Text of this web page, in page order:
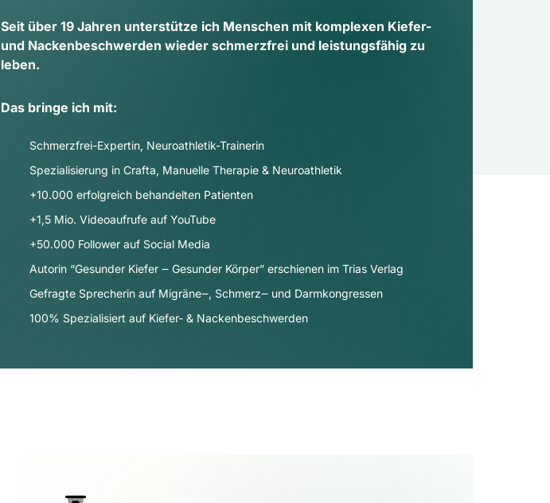
Seit über 19 Jahren unterstütze ich Menschen mit komplexen Kiefer-
und Nackenbeschwerden wieder schmerzfrei und leistungsfähig zu
leben.
Das bringe ich mit:
Schmerzfrei-Expertin, Neuroathletik-Trainerin
Spezialisierung in Crafta, Manuelle Therapie & Neuroathletik
+10.000 erfolgreich behandelten Patienten
+1,5 Mio. Videoaufrufe auf YouTube
+50.000 Follower auf Social Media​
Autorin “Gesunder Kiefer ‒ Gesunder Körper” erschienen im Trias Verlag
Gefragte Sprecherin auf Migräne‒, Schmerz‒ und Darmkongressen
100% Spezialisiert auf Kiefer- & Nackenbeschwerden